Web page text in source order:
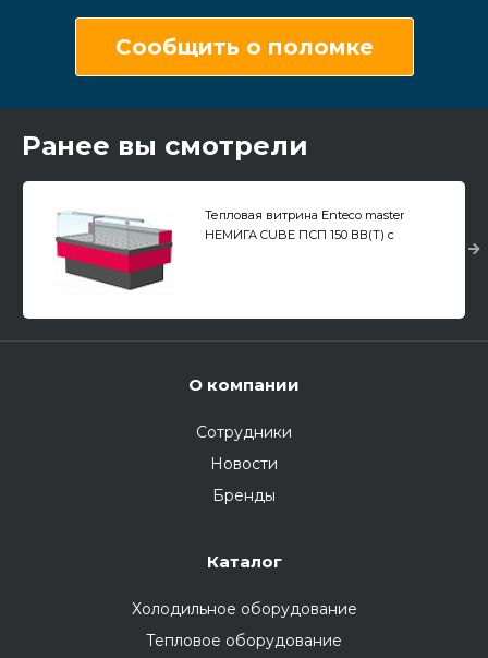
Сообщить о поломке
Ранее вы смотрели
Тепловая витрина Enteco master
НЕМИГА CUBE ПСП 150 ВВ(Т) с
О компании
Сотрудники
Новости
Бренды
Каталог
Холодильное оборудование
Тепловое оборудование